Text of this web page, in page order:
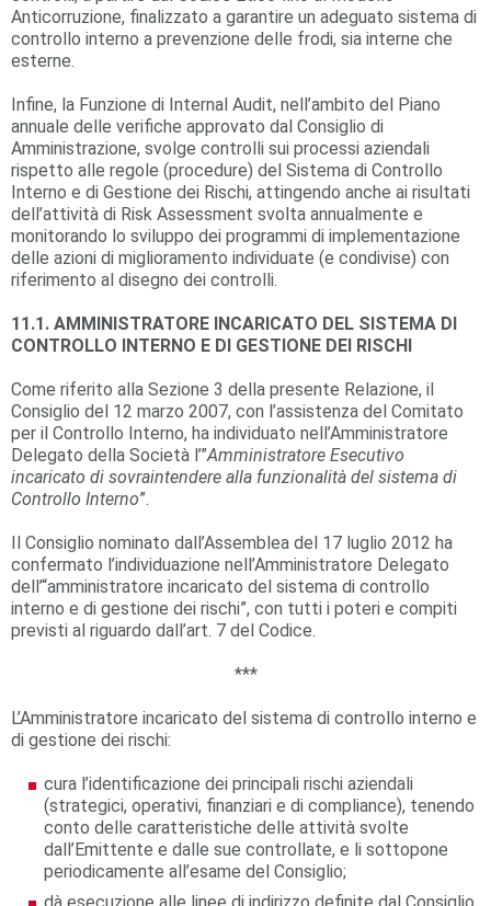
Anticorruzione, finalizzato a garantire un adeguato sistema di
controllo interno a prevenzione delle frodi, sia interne che
esterne.
Infine, la Funzione di Internal Audit, nell’ambito del Piano
annuale delle verifiche approvato dal Consiglio di
Amministrazione, svolge controlli sui processi aziendali
rispetto alle regole (procedure) del Sistema di Controllo
Interno e di Gestione dei Rischi, attingendo anche ai risultati
dell’attività di Risk Assessment svolta annualmente e
monitorando lo sviluppo dei programmi di implementazione
delle azioni di miglioramento individuate (e condivise) con
riferimento al disegno dei controlli.
11.1. AMMINISTRATORE INCARICATO DEL SISTEMA DI
CONTROLLO INTERNO E DI GESTIONE DEI RISCHI
Come riferito alla Sezione 3 della presente Relazione, il
Consiglio del 12 marzo 2007, con l’assistenza del Comitato
per il Controllo Interno, ha individuato nell’Amministratore
Delegato della Società l’”Amministratore Esecutivo
incaricato di sovraintendere alla funzionalità del sistema di
Controllo Interno”.
Il Consiglio nominato dall’Assemblea del 17 luglio 2012 ha
confermato l’individuazione nell’Amministratore Delegato
dell’“amministratore incaricato del sistema di controllo
interno e di gestione dei rischi”, con tutti i poteri e compiti
previsti al riguardo dall’art. 7 del Codice.
***
L’Amministratore incaricato del sistema di controllo interno e
di gestione dei rischi:
cura l’identificazione dei principali rischi aziendali
(strategici, operativi, finanziari e di compliance), tenendo
conto delle caratteristiche delle attività svolte
dall’Emittente e dalle sue controllate, e li sottopone
periodicamente all’esame del Consiglio;